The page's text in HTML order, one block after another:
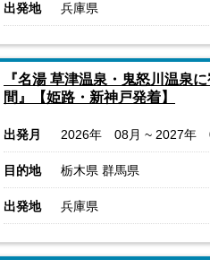
出発地 兵庫県
『名湯 草津温泉・鬼怒川温泉
間』【姫路・新神戸発着】
出発月 2026年 08月 ~ 2027年
目的地 栃木県 群馬県
出発地 兵庫県